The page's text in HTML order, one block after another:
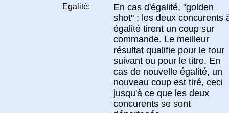
Egalité:
En cas d'égalité, "golden
shot" : les deux concurents
égalité tirent un coup sur
commande. Le meilleur
résultat qualifie pour le tour
suivant ou pour le titre. En
cas de nouvelle égalité, un
nouveau coup est tiré, ceci
jusqu'à ce que les deux
concurents se sont